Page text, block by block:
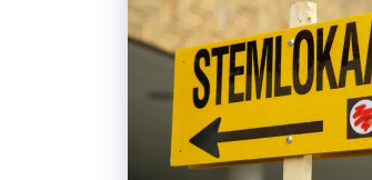
15/03/2022
Blog Amma